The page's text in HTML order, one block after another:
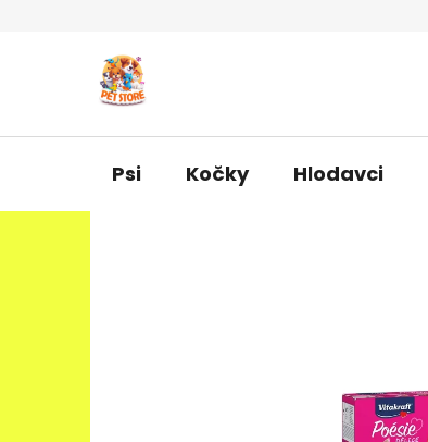
Psi Kočky Hlodavci